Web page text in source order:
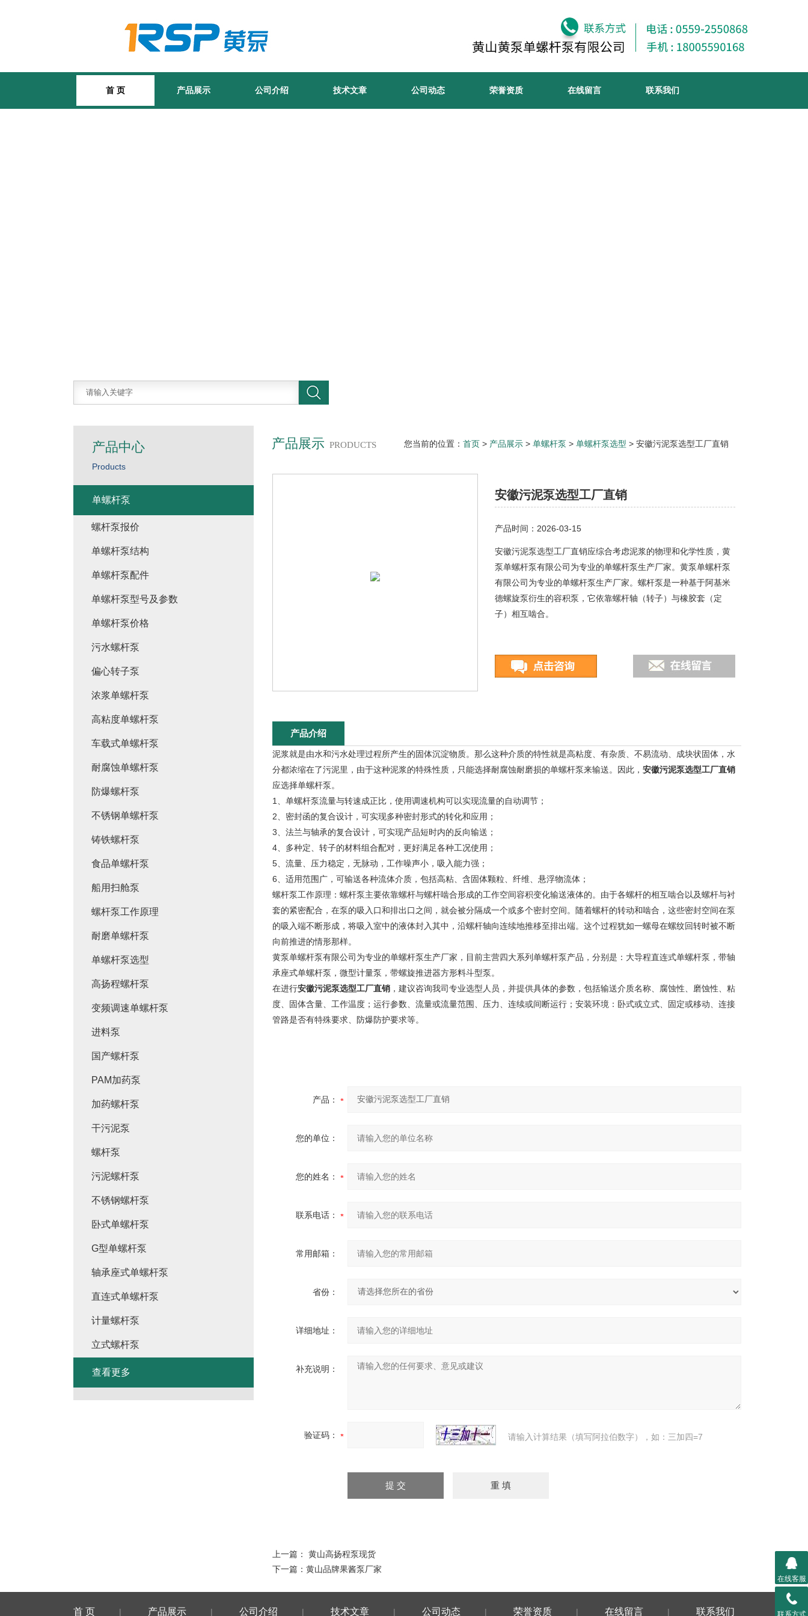
首 页 产品展示 公司介绍 技术文章 公司动态 荣誉资质 在线留言 联系我们
产品展示 PRODUCTS 您当前的位置： 首页 > 产品展示 > 单螺杆泵 > 单螺杆泵选型 > 安徽污泥泵选型工厂直销
安徽污泥泵选型工厂直销
产品时间：2026-03-15
安徽污泥泵选型工厂直销应综合考虑泥浆的物理和化学性质，黄
泵单螺杆泵有限公司为专业的单螺杆泵生产厂家。黄泵单螺杆泵
有限公司为专业的单螺杆泵生产厂家。螺杆泵是一种基于阿基米
德螺旋泵衍生的容积泵，它依靠螺杆轴（转子）与橡胶套（定
子）相互啮合。
产品介绍
泥浆就是由水和污水处理过程所产生的固体沉淀物质。那么这种介质的特性就是高粘度、有杂质、不易流动、成块状固体，水
分都浓缩在了污泥里，由于这种泥浆的特殊性质，只能选择耐腐蚀耐磨损的单螺杆泵来输送。因此， 安徽污泥泵选型工厂直销
应选择单螺杆泵。
1、单螺杆泵流量与转速成正比，使用调速机构可以实现流量的自动调节；
2、密封函的复合设计，可实现多种密封形式的转化和应用；
3、法兰与轴承的复合设计，可实现产品短时内的反向输送；
4、多种定、转子的材料组合配对，更好满足各种工况使用；
5、流量、压力稳定，无脉动，工作噪声小，吸入能力强；
6、适用范围广，可输送各种流体介质，包括高粘、含固体颗粒、纤维、悬浮物流体；
螺杆泵工作原理：螺杆泵主要依靠螺杆与螺杆啮合形成的工作空间容积变化输送液体的。由于各螺杆的相互啮合以及螺杆与衬
套的紧密配合，在泵的吸入口和排出口之间，就会被分隔成一个或多个密封空间。随着螺杆的转动和啮合，这些密封空间在泵
的吸入端不断形成，将吸入室中的液体封入其中，沿螺杆轴向连续地推移至排出端。这个过程犹如一螺母在螺纹回转时被不断
向前推进的情形那样。
黄泵单螺杆泵有限公司为专业的单螺杆泵生产厂家，目前主营四大系列单螺杆泵产品，分别是：大导程直连式单螺杆泵，带轴
承座式单螺杆泵，微型计量泵，带螺旋推进器方形料斗型泵。
在进行安徽污泥泵选型工厂直销 ，建议咨询我司专业选型人员，并提供具体的参数，包括输送介质名称、腐蚀性、磨蚀性、粘
度、固体含量、工作温度；运行参数、流量或流量范围、压力、连续或间断运行；安装环境：卧式或立式、固定或移动、连接
管路是否有特殊要求、防爆防护要求等。
产品：
您的单位：
您的姓名：
联系电话：
常用邮箱：
省份：
详细地址：
补充说明：
验证码： 请输入计算结果（填写阿拉伯数字），如：三加四=7
上一篇： 黄山高扬程泵现货
下一篇： 黄山品牌果酱泵厂家
产品中心
Products
单螺杆泵
螺杆泵报价
单螺杆泵结构
单螺杆泵配件
单螺杆泵型号及参数
单螺杆泵价格
污水螺杆泵
偏心转子泵
浓浆单螺杆泵
高粘度单螺杆泵
车载式单螺杆泵
耐腐蚀单螺杆泵
防爆螺杆泵
不锈钢单螺杆泵
铸铁螺杆泵
食品单螺杆泵
船用扫舱泵
螺杆泵工作原理
耐磨单螺杆泵
单螺杆泵选型
高扬程螺杆泵
变频调速单螺杆泵
进料泵
国产螺杆泵
PAM加药泵
加药螺杆泵
干污泥泵
螺杆泵
污泥螺杆泵
不锈钢螺杆泵
卧式单螺杆泵
G型单螺杆泵
轴承座式单螺杆泵
直连式单螺杆泵
计量螺杆泵
立式螺杆泵
查看更多
首 页 | 产品展示 | 公司介绍 | 技术文章 | 公司动态 | 荣誉资质 | 在线留言 | 联系我们
在线客服
联系方式